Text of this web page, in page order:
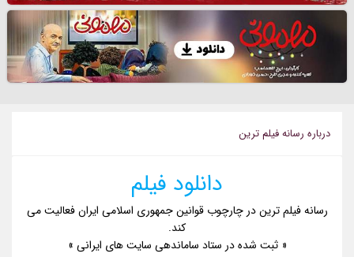
درباره رسانه فيلم ترين
دانلود فیلم
رسانه فیلم ترین در چارچوب قوانین جمهوری اسلامی ایران فعالیت می
کند.
« ثبت شده در ستاد ساماندهی سایت های ایرانی »